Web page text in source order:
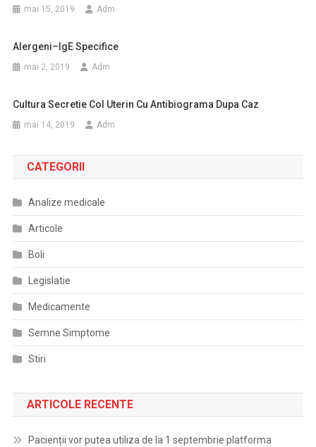
mai 15, 2019 Adm
Alergeni–IgE Specifice
mai 2, 2019 Adm
Cultura Secretie Col Uterin Cu Antibiograma Dupa Caz
mai 14, 2019 Adm
CATEGORII
Analize medicale
Articole
Boli
Legislatie
Medicamente
Semne Simptome
Stiri
ARTICOLE RECENTE
Pacienții vor putea utiliza de la 1 septembrie platforma